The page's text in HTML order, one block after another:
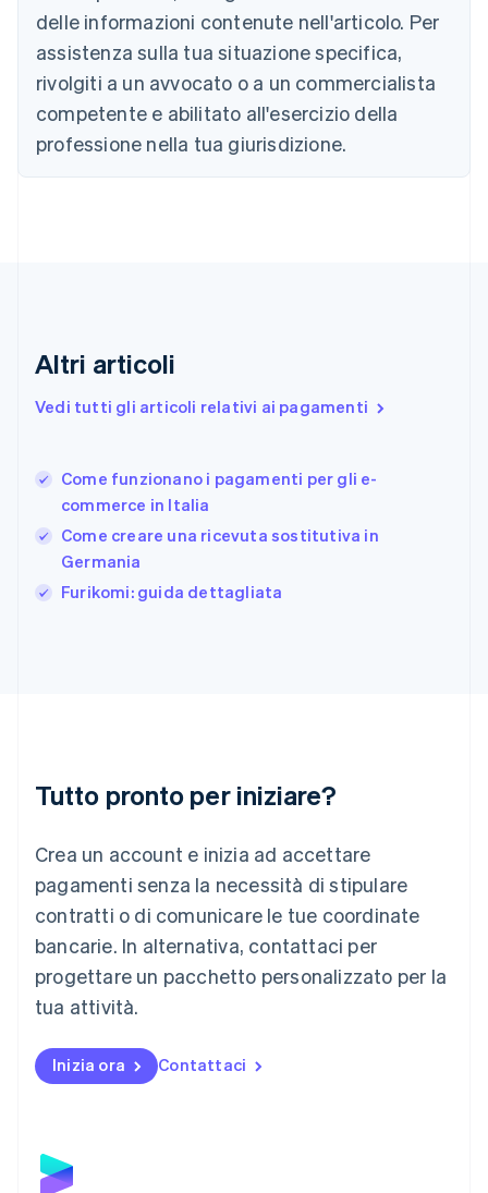
delle informazioni contenute nell'articolo. Per
assistenza sulla tua situazione specifica,
rivolgiti a un avvocato o a un commercialista
competente e abilitato all'esercizio della
professione nella tua giurisdizione.
Altri articoli
Vedi tutti gli articoli relativi ai pagamenti
Come funzionano i pagamenti per gli e-
commerce in Italia
Come creare una ricevuta sostitutiva in
Germania
Furikomi: guida dettagliata
Tutto pronto per iniziare?
Crea un account e inizia ad accettare
pagamenti senza la necessità di stipulare
contratti o di comunicare le tue coordinate
bancarie. In alternativa, contattaci per
progettare un pacchetto personalizzato per la
tua attività.
Inizia ora Contattaci
Canada
EnglishFrançais
Cina continentale
简体中文
Cipro
English
Croazia
Danimarca
Francia
Germania
日本語English
Gibilterra
Grecia
English
India
Lituania
Lussemburgo
Deutsch English
Malaysia
English 简体中文
Malta
Messico
EspañolEnglish
English
Nuova Zelanda
Polonia
English